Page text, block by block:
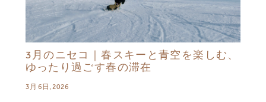
3月のニセコ｜春スキーと青空を楽しむ、
ゆったり過ごす春の滞在
3月 6日, 2026